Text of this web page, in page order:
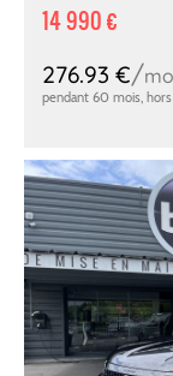
14 990 €